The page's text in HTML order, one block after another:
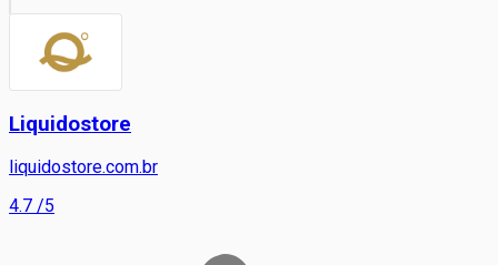
Liquidostore
liquidostore.com.br
4.7 /5